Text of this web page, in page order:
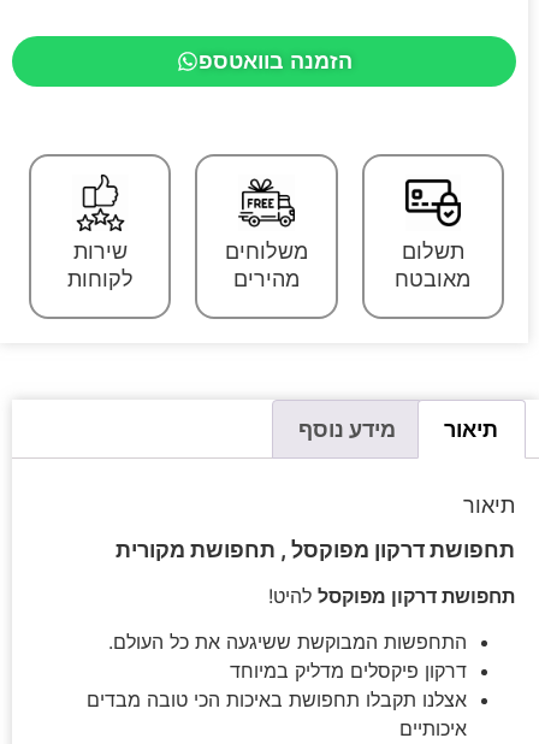
הזמנה בוואטספ
תשלום
מאובטח
משלוחים
מהירים
שירות
לקוחות
תיאור מידע נוסף
תיאור
תחפושת דרקון מפוקסל , תחפושת מקורית
תחפושת דרקון מפוקסל להיט!
התחפשות המבוקשת ששיגעה את כל העולם.
דרקון פיקסלים מדליק במיוחד
אצלנו תקבלו תחפושת באיכות הכי טובה מבדים
איכותיים